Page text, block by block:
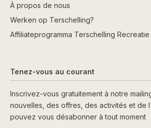
À propos de nous
Werken op Terschelling?
Affiliateprogramma Terschelling Recreatie
Tenez-vous au courant
Inscrivez-vous gratuitement à notre
nouvelles, des offres, des activités et de
pouvez vous désabonner à tout moment